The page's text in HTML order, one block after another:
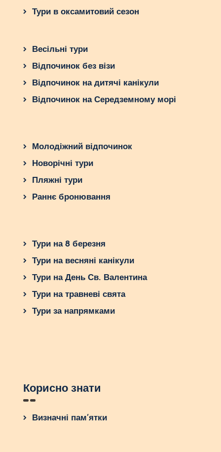
Тури в оксамитовий сезон
Весільні тури
Відпочинок без візи
Відпочинок на дитячі канікули
Відпочинок на Середземному морі
Молодіжний відпочинок
Новорічні тури
Пляжні тури
Раннє бронювання
Тури на 8 березня
Тури на весняні канікули
Тури на День Св. Валентина
Тури на травневі свята
Тури за напрямками
Корисно знати
Визначні пам’ятки